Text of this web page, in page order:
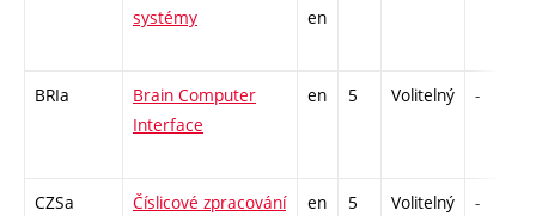
systémy en
BRIa
Brain Computer
Interface
en 5 Volitelný -
CZSa
Číslicové zpracování
en 5 Volitelný -